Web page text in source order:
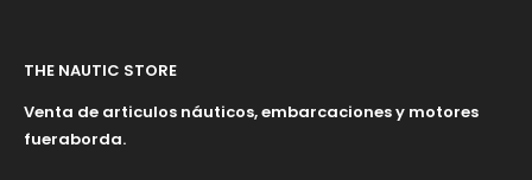
THE NAUTIC STORE
Venta de articulos náuticos, embarcaciones y motores
fueraborda.